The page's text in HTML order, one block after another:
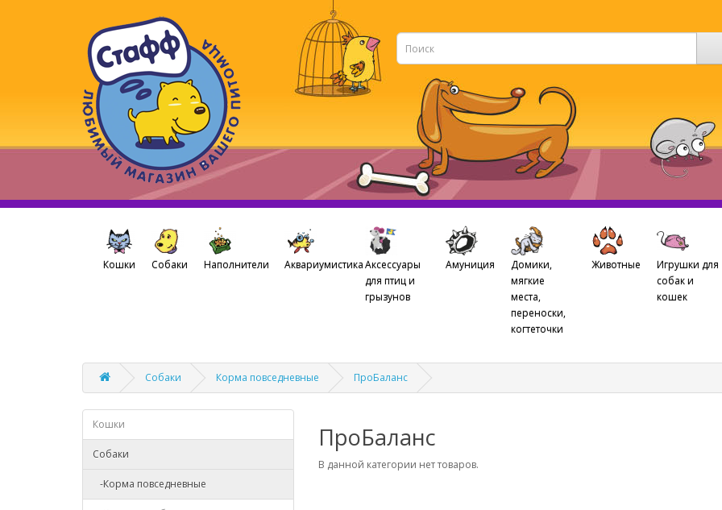
Кошки Собаки Наполнители АквариумистикаАксессуары
для птиц и
грызунов
Амуниция
Домики,
мягкие
места,
переноски,
когтеточки
Животные
Игрушки для
собак и
кошек
Собаки Корма повседневные ПроБаланс
Кошки
Собаки
-Корма повседневные
ПроБаланс
В данной категории нет товаров.